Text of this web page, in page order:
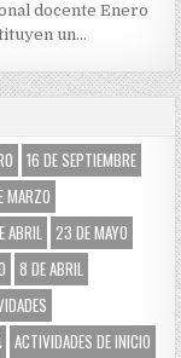
docente Enero
un…
16 DE SEPTIEMBRE
MARZO
ABRIL 23 DE MAYO
8 DE ABRIL
ACTIVIDADES DE INICIO